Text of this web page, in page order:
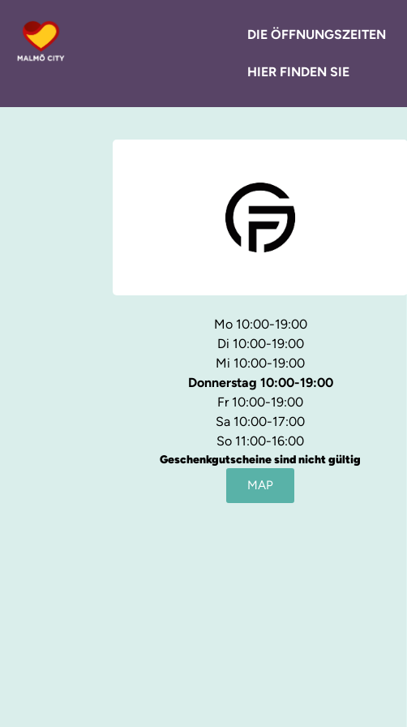
DIE ÖFFNUNGSZEITEN
HIER FINDEN SIE
Mo 10:00-19:00
Di 10:00-19:00
Mi 10:00-19:00
Donnerstag 10:00-19:00
Fr 10:00-19:00
Sa 10:00-17:00
So 11:00-16:00
Geschenkgutscheine sind nicht gültig
MAP